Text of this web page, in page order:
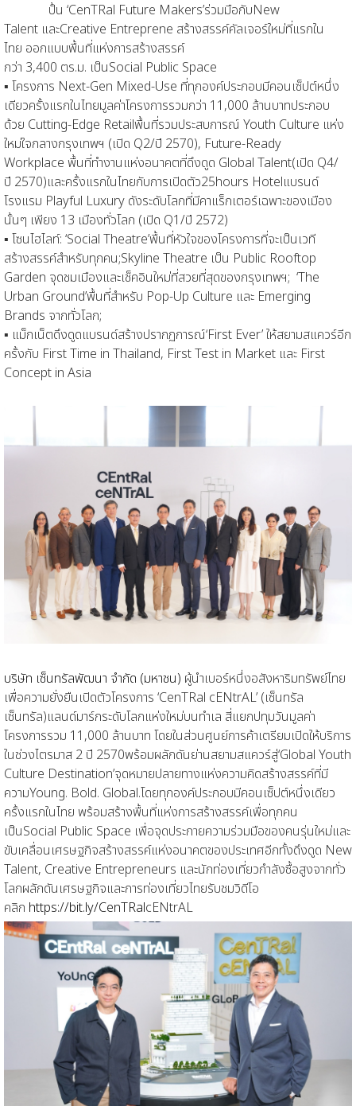
ปั้น ‘CenTRal Future Makers’ร่วมมือกับNew
Talent และCreative Entreprene สร้างสรรค์คัลเจอร์ใหม่ที่แรกใน
ไทย ออกแบบพื้นที่แห่งการสร้างสรรค์
กว่า 3,400 ตร.ม. เป็นSocial Public Space
▪ โครงการ Next-Gen Mixed-Use ที่ทุกองค์ประกอบมีคอนเซ็ปต์หนึ่ง
เดียวครั้งแรกในไทยมูลค่าโครงการรวมกว่า 11,000 ล้านบาทประกอบ
ด้วย Cutting-Edge Retailพื้นที่รวมประสบการณ์ Youth Culture แห่ง
ใหม่ใจกลางกรุงเทพฯ (เปิด Q2/ปี 2570), Future-Ready
Workplace พื้นที่ทำงานแห่งอนาคตที่ดึงดูด Global Talent(เปิด Q4/
ปี 2570)และครั้งแรกในไทยกับการเปิดตัว25hours Hotelแบรนด์
โรงแรม Playful Luxury ดังระดับโลกที่มีคาแร็กเตอร์เฉพาะของเมือง
นั้นๆ เพียง 13 เมืองทั่วโลก (เปิด Q1/ปี 2572)
▪ โซนไฮไลท์: ‘Social Theatre’พื้นที่หัวใจของโครงการที่จะเป็นเวที
สร้างสรรค์สำหรับทุกคน;Skyline Theatre เป็น Public Rooftop
Garden จุดชมเมืองและเช็คอินใหม่ที่สวยที่สุดของกรุงเทพฯ; ‘The
Urban Ground’พื้นที่สำหรับ Pop-Up Culture และ Emerging
Brands จากทั่วโลก;
▪ แม็กเน็ตดึงดูดแบรนด์สร้างปรากฏการณ์‘First Ever’ให้สยามสแควร์อีก
ครั้งกับ First Time in Thailand, First Test in Market และ First
Concept in Asia
บริษัท เซ็นทรัลพัฒนา จำกัด (มหาชน) ผู้นำเบอร์หนึ่งอสังหาริมทรัพย์ไทย
เพื่อความยั่งยืนเปิดตัวโครงการ ‘CenTRal cENtrAL’ (เซ็นทรัล
เซ็นทรัล)แลนด์มาร์กระดับโลกแห่งใหม่บนทำเล สี่แยกปทุมวันมูลค่า
โครงการรวม 11,000 ล้านบาท โดยในส่วนศูนย์การค้าเตรียมเปิดให้บริการ
ในช่วงไตรมาส 2 ปี 2570พร้อมผลักดันย่านสยามสแควร์สู่‘Global Youth
Culture Destination’จุดหมายปลายทางแห่งความคิดสร้างสรรค์ที่มี
ความYoung. Bold. Global.โดยทุกองค์ประกอบมีคอนเซ็ปต์หนึ่งเดียว
ครั้งแรกในไทย พร้อมสร้างพื้นที่แห่งการสร้างสรรค์เพื่อทุกคน
เป็นSocial Public Space เพื่อจุดประกายความร่วมมือของคนรุ่นใหม่และ
ขับเคลื่อนเศรษฐกิจสร้างสรรค์แห่งอนาคตของประเทศอีกทั้งดึงดูด New
Talent, Creative Entrepreneurs และนักท่องเที่ยวกำลังซื้อสูงจากทั่ว
โลกผลักดันเศรษฐกิจและการท่องเที่ยวไทยรับชมวิดีโอ
คลิก https://bit.ly/CenTRalcENtrAL